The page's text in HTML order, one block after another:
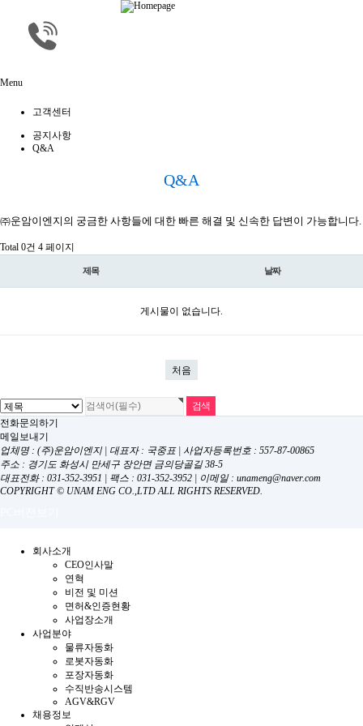
Menu
고객센터
공지사항
Q&A
Q&A
㈜운암이엔지의 궁금한 사항들에 대한 빠른 해결 및 신속한 답변이 가능합니다.
Total 0건 4 페이지
제목 날짜
게시물이 없습니다.
처음
전화문의하기
메일보내기
업체명 : (주)운암이엔지 | 대표자 : 국중표 | 사업자등록번호 : 557-87-00865
주소 : 경기도 화성시 만세구 장안면 금의당골길 38-5
대표전화 : 031-352-3951 | 팩스 : 031-352-3952 | 이메일 : unameng@naver.com
COPYRIGHT © UNAM ENG CO.,LTD ALL RIGHTS RESERVED.
회사소개
CEO인사말
연혁
비전 및 미션
면허&인증현황
사업장소개
사업분야
물류자동화
로봇자동화
포장자동화
수직반송시스템
AGV&RGV
채용정보